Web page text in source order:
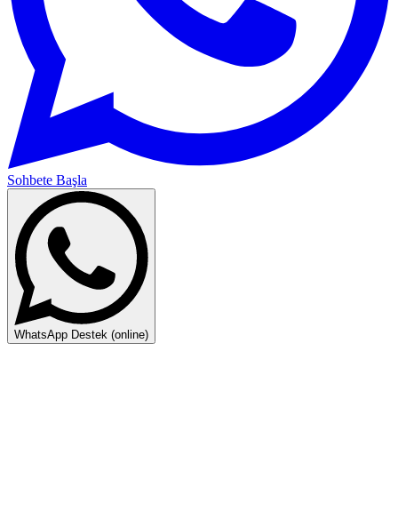
Sohbete Başla
WhatsApp Destek (online)